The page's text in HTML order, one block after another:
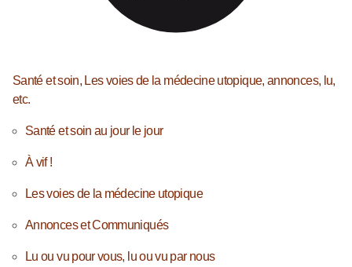
Santé et soin, Les voies de la médecine utopique, annonces, lu,
etc.
Santé et soin au jour le jour
À vif !
Les voies de la médecine utopique
Annonces et Communiqués
Lu ou vu pour vous, lu ou vu par nous